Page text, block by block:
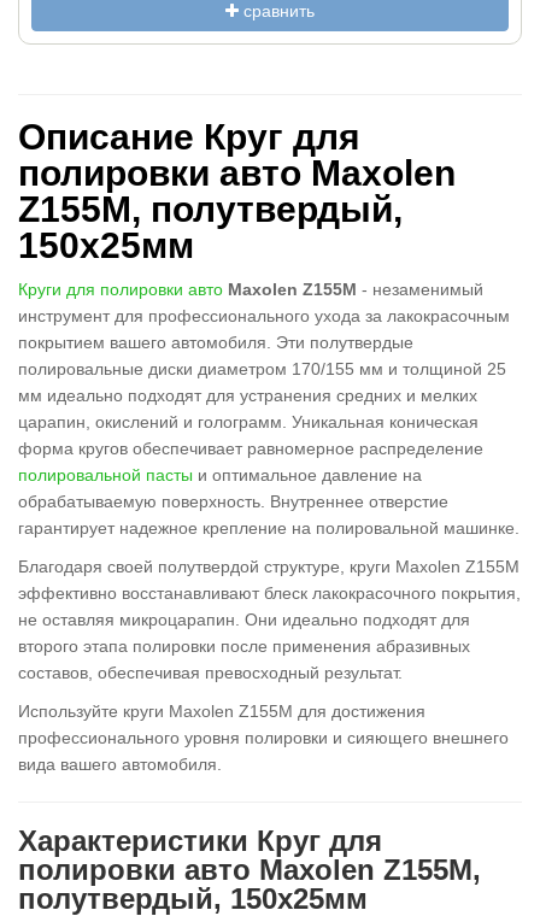
сравнить
Описание Круг для
полировки авто Maxolen
Z155M, полутвердый,
150x25мм
Круги для полировки авто Maxolen Z155M - незаменимый
инструмент для профессионального ухода за лакокрасочным
покрытием вашего автомобиля. Эти полутвердые
полировальные диски диаметром 170/155 мм и толщиной 25
мм идеально подходят для устранения средних и мелких
царапин, окислений и голограмм. Уникальная коническая
форма кругов обеспечивает равномерное распределение
полировальной пасты и оптимальное давление на
обрабатываемую поверхность. Внутреннее отверстие
гарантирует надежное крепление на полировальной машинке.
Благодаря своей полутвердой структуре, круги Maxolen Z155M
эффективно восстанавливают блеск лакокрасочного покрытия,
не оставляя микроцарапин. Они идеально подходят для
второго этапа полировки после применения абразивных
составов, обеспечивая превосходный результат.
Используйте круги Maxolen Z155M для достижения
профессионального уровня полировки и сияющего внешнего
вида вашего автомобиля.
Характеристики Круг для
полировки авто Maxolen Z155M,
полутвердый, 150x25мм